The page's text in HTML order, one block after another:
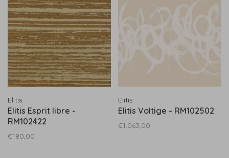
Elitis
Elitis Esprit libre -
RM102422
€180,00
Elitis
Elitis Voltige - RM102502
€1.063,00